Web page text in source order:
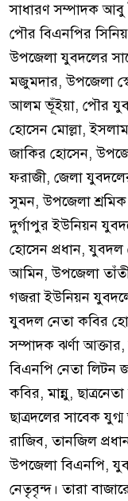
সাধারণ সম্পাদক আবু
পৌর বিএনপির
উপজেলা যুবদলের
মজুমদার, উপজেলা
আলম ভূঁইয়া, পৌর
হোসেন মোল্লা,
জাকির হোসেন,
ফরাজী, জেলা
সুমন, উপজেলা
দুর্গাপুর ইউনিয়ন
হোসেন প্রধান,
আমিন, উপজেলা
গজরা ইউনিয়ন
যুবদল নেতা কবির
সম্পাদক ঝর্ণা
বিএনপি নেতা লিটন
কবির, মান্নু,
ছাত্রদলের সাবেক
রাজিব, তানজিল
উপজেলা বিএনপি,
নেতৃবৃন্দ। তারা